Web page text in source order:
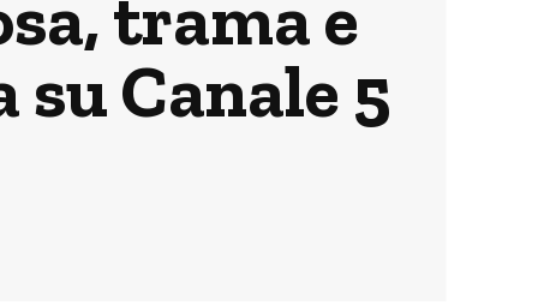
trama e
Canale 5